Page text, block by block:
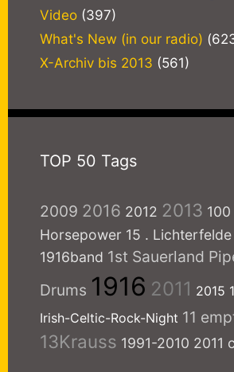
Video (397)
What's New (in our radio)
X-Archiv bis 2013 (561)
TOP 50 Tags
2009 2016 2012 2013
Horsepower 15 . Lichterfelde
1916band 1st Sauerland
Drums 1916 2011 2015
Irish-Celtic-Rock-Night 11
13Krauss 1991-2010 2011